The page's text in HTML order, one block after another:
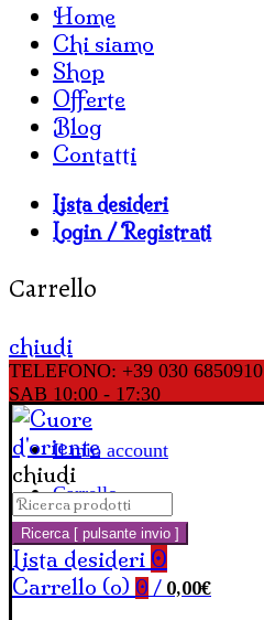
Home
Chi siamo
Shop
Offerte
Blog
Contatti
Lista desideri
Login / Registrati
Carrello
chiudi
TELEFONO: +39 030 6850910
SAB 10:00 - 17:30
Il mio account
Carrello
chiudi
Cerca:
Ricerca [ pulsante invio ]
Lista desideri 0
Carrello (o) 0 / 0,00€